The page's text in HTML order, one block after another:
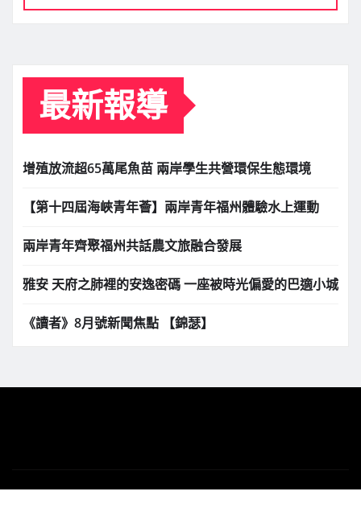
最新報導
增殖放流超65萬尾魚苗 兩岸學生共營環保生態環境
【第十四屆海峽青年薈】兩岸青年福州體驗水上運動
兩岸青年齊聚福州共話農文旅融合發展
雅安 天府之肺裡的安逸密碼 一座被時光偏愛的巴適小城
《讀者》8月號新聞焦點 【錦瑟】